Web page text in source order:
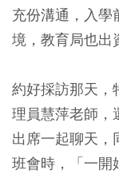
充份溝通，入學
境，教育局也出
約好採訪那天，
理員慧萍老師，
出席一起聊天，
班會時，「一開